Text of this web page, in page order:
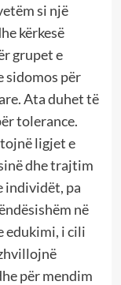
si një
kërkesë
grupet e
sidomos për
Ata duhet të
tolerance.
ligjet e
dhe trajtim
individët, pa
në
edukimi, i cili
për mendim